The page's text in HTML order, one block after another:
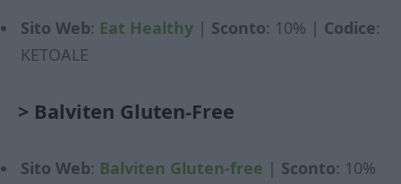
Sito Web: Eat Healthy | Sconto: 10% | Codice:
KETOALE
> Balviten Gluten-Free
Sito Web: Balviten Gluten-free | Sconto: 10%